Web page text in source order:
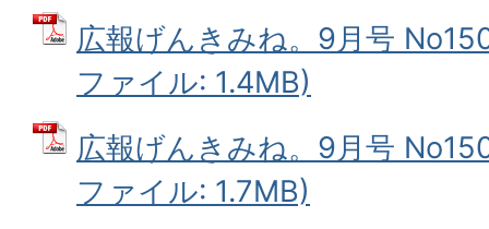
広報げんきみね。9月号
ファイル: 1.4MB)
広報げんきみね。9月号
ファイル: 1.7MB)